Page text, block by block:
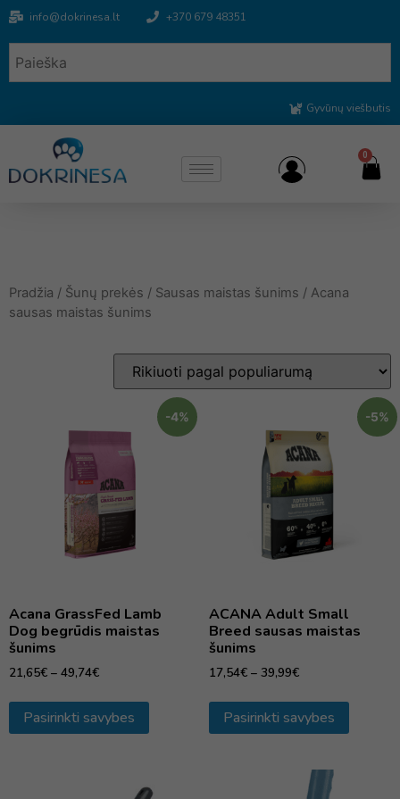
info@dokrinesa.lt +370 679 48351
Gyvūnų viešbutis
0
Pradžia / Šunų prekės / Sausas maistas šunims / Acana
sausas maistas šunims
-4%
Acana GrassFed Lamb
Dog begrūdis maistas
šunims
21,65€ – 49,74€
Pasirinkti savybes
-5%
ACANA Adult Small
Breed sausas maistas
šunims
17,54€ – 39,99€
Pasirinkti savybes